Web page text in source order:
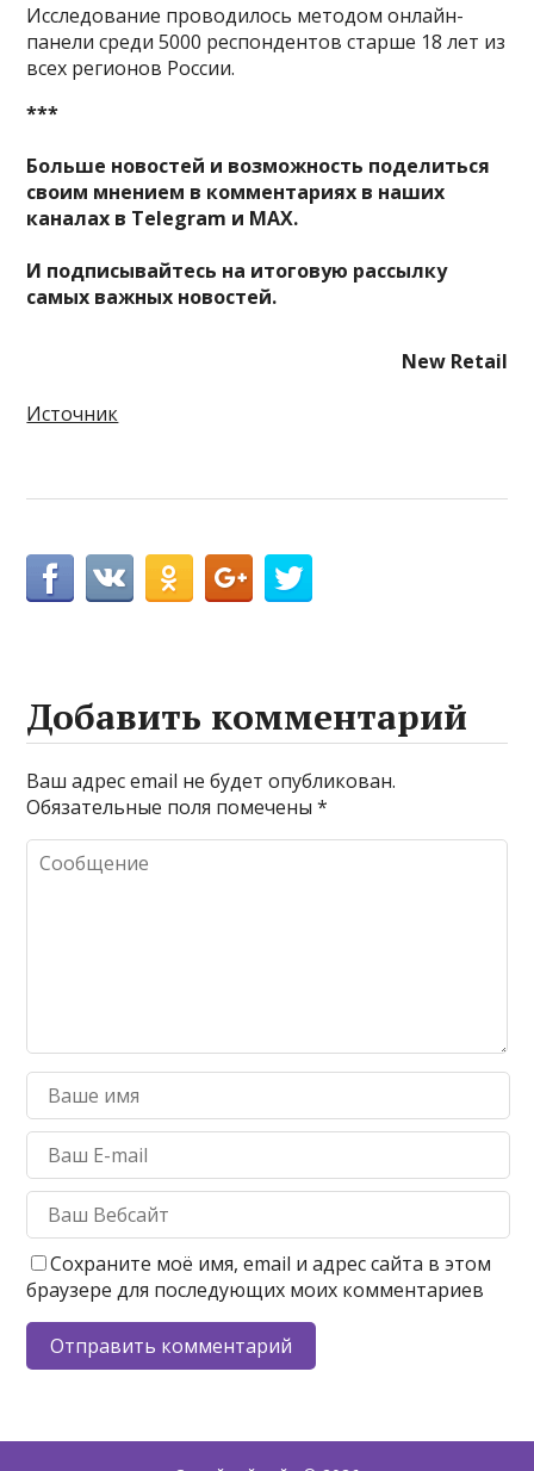
Исследование проводилось методом онлайн-
панели среди 5000 респондентов старше 18 лет из
всех регионов России.
***
Больше новостей и возможность поделиться
своим мнением в комментариях в наших
каналах в Telegram и MAX.
И подписывайтесь на итоговую рассылку
самых важных новостей.
New Retail
Источник
Добавить комментарий
Ваш адрес email не будет опубликован.
Обязательные поля помечены*
Сохраните моё имя, email и адрес сайта в этом
браузере для последующих моих комментариев